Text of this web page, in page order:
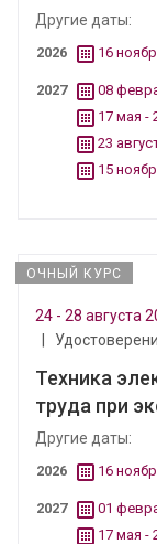
Другие даты:
2026 16
2027
08
17 мая -
23
15
ОЧНЫЙ КУРС
24 - 28 августа
Техника
труда при
Другие даты:
2026 16
2027
01
17 мая -